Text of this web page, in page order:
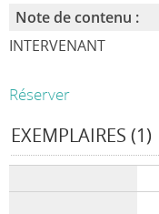
Note de contenu :
INTERVENANT
Réserver
EXEMPLAIRES (1)